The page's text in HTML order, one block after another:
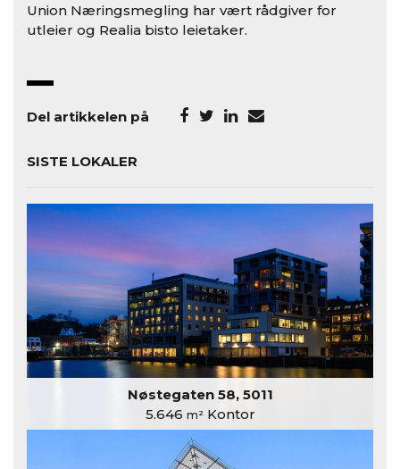
Union Næringsmegling har vært rådgiver for
utleier og Realia bisto leietaker.
Del artikkelen på
SISTE LOKALER
Nøstegaten 58, 5011
5.646 m²Kontor